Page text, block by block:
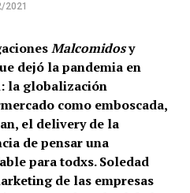
2021
Malcomidosy
dejó la pandemia en
la globalización
como emboscada,
el delivery de la
de pensar una
para todxs. Soledad
de las empresas